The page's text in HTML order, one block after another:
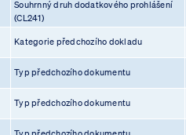
Souhrnný druh dodatkového prohlášení
(CL241)
Kategorie předchozího dokladu
Typ předchozího dokumentu
Typ předchozího dokumentu